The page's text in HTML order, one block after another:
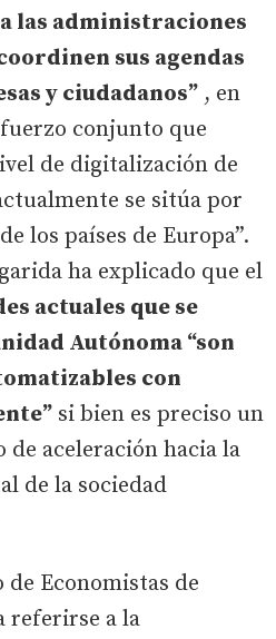
las administraciones
sus agendas
y ciudadanos” , en
conjunto que
de digitalización de
se sitúa por
los países de Europa”.
ha explicado que el
actuales que se
Autónoma “son
con
si bien es preciso un
aceleración hacia la
de la sociedad
de Economistas de
referirse a la